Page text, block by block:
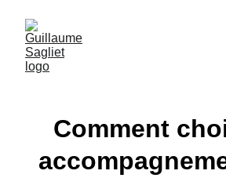
Comment